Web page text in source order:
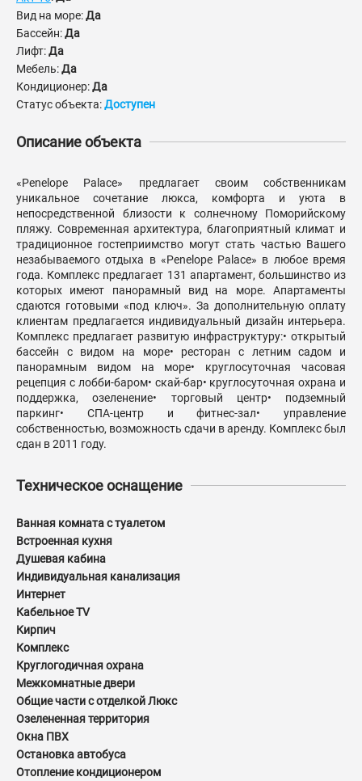
Вид на море:Да
Бассейн:Да
Лифт:Да
Мебель:Да
Кондиционер:Да
Статус объекта:Доступен
Описание объекта
«Penelope Palace» предлагает своим собственникам
уникальное сочетание люкса, комфорта и уюта в
непосредственной близости к солнечному Поморийскому
пляжу. Современная архитектура, благоприятный климат и
традиционное гостеприимство могут стать частью Вашего
незабываемого отдыха в «Penelope Palace» в любое время
года. Комплекс предлагает 131 апартамент, большинство из
которых имеют панорамный вид на море. Апартаменты
сдаются готовыми «под ключ». За дополнительную оплату
клиентам предлагается индивидуальный дизайн интерьера.
Комплекс предлагает развитую инфраструктуру:• открытый
бассейн с видом на море• ресторан с летним садом и
панорамным видом на море• круглосуточная часовая
рецепция с лобби-баром• скай-бар• круглосуточная охрана и
поддержка, озеленение• торговый центр• подземный
паркинг• СПА-центр и фитнес-зал• управление
собственностью, возможность сдачи в аренду. Комплекс был
сдан в 2011 году.
Техническое оснащение
Ванная комната с туалетом
Встроенная кухня
Душевая кабина
Индивидуальная канализация
Интернет
Кабельное TV
Кирпич
Комплекс
Круглогодичная охрана
Межкомнатные двери
Общие части с отделкой Люкс
Озелененная территория
Окна ПВХ
Остановка автобуса
Отопление кондиционером